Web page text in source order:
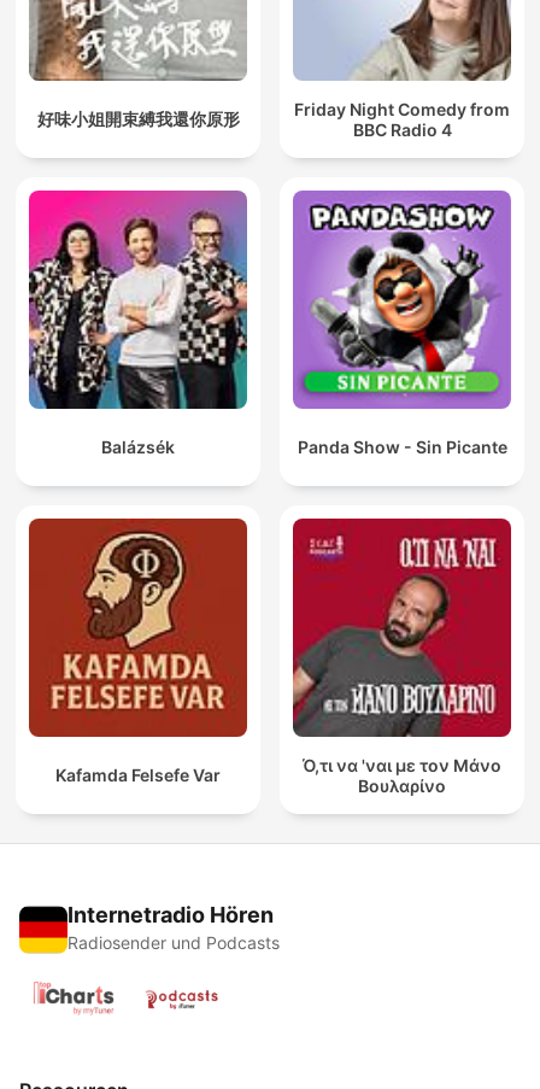
好味小姐開束縛我還你原形
Friday Night Comedy from
BBC Radio 4
Balázsék Panda Show - Sin Picante
Kafamda Felsefe Var
Ό,τι να 'ναι με τον Μάνο
Βουλαρίνο
Internetradio Hören
Radiosender und Podcasts